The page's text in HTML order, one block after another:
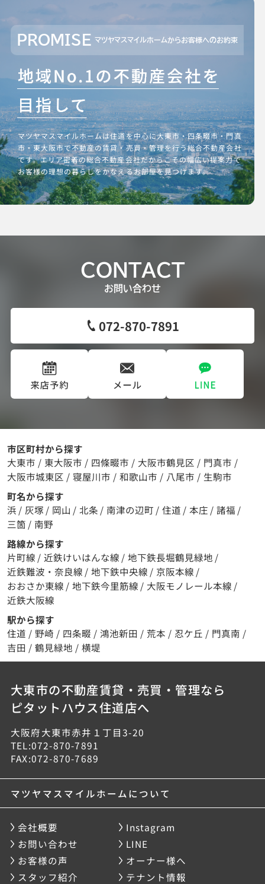
PROMISE マツヤマスマイルホームからお客様へのお約束
マツヤマスマイルホームは住道を中心に大東市・四条畷市・門真
市・東大阪市で不動産の賃貸・売買・管理を行う総合不動産会社
です。エリア密着の総合不動産会社だからこその幅広い提案力で
お客様の理想の暮らしをかなえるお部屋を見つけます。
CONTACT
お問い合わせ
072-870-7891
市区町村から探す
大東市 / 東大阪市 / 四條畷市 / 大阪市鶴見区 / 門真市 /
大阪市城東区 / 寝屋川市 / 和歌山市 / 八尾市 / 生駒市
町名から探す
浜 / 灰塚 / 岡山 / 北条 / 南津の辺町 / 住道 / 本庄 / 諸福 /
三箇 / 南野
路線から探す
片町線 / 近鉄けいはんな線 / 地下鉄長堀鶴見緑地 /
近鉄難波・奈良線 / 地下鉄中央線 / 京阪本線 /
おおさか東線 / 地下鉄今里筋線 / 大阪モノレール本線 /
近鉄大阪線
駅から探す
住道 / 野崎 / 四条畷 / 鴻池新田 / 荒本 / 忍ケ丘 / 門真南 /
吉田 / 鶴見緑地 / 横堤
大東市の不動産賃貸・売買・管理なら
ピタットハウス住道店へ
大阪府大東市赤井１丁目3-20
TEL:072-870-7891
FAX:072-870-7689
マツヤマスマイルホームについて
会社概要
Instagram
お問い合わせ
LINE
お客様の声
オーナー様へ
スタッフ紹介
テナント情報